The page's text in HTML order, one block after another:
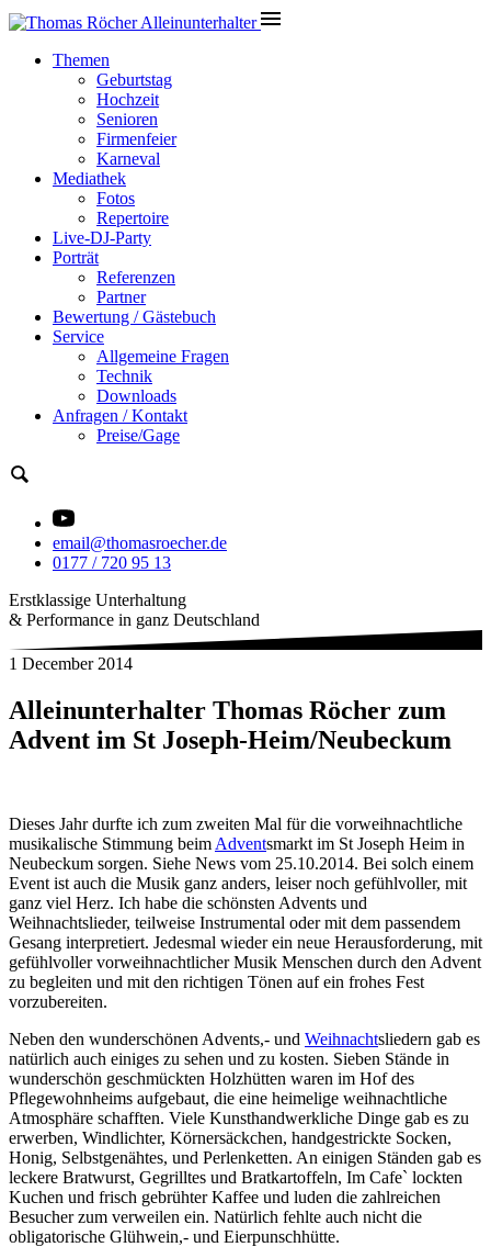
Themen
Geburtstag
Hochzeit
Senioren
Firmenfeier
Karneval
Mediathek
Fotos
Repertoire
Live-DJ-Party
Porträt
Referenzen
Partner
Bewertung / Gästebuch
Service
Allgemeine Fragen
Technik
Downloads
Anfragen / Kontakt
Preise/Gage
email@thomasroecher.de
0177 / 720 95 13
Erstklassige Unterhaltung
& Performance in ganz Deutschland
1 December 2014
Alleinunterhalter Thomas Röcher zum
Advent im St Joseph-Heim/Neubeckum
Dieses Jahr durfte ich zum zweiten Mal für die vorweihnachtliche
musikalische Stimmung beim Adventsmarkt im St Joseph Heim in
Neubeckum sorgen. Siehe News vom 25.10.2014. Bei solch einem
Event ist auch die Musik ganz anders, leiser noch gefühlvoller, mit
ganz viel Herz. Ich habe die schönsten Advents und
Weihnachtslieder, teilweise Instrumental oder mit dem passendem
Gesang interpretiert. Jedesmal wieder ein neue Herausforderung, mit
gefühlvoller vorweihnachtlicher Musik Menschen durch den Advent
zu begleiten und mit den richtigen Tönen auf ein frohes Fest
vorzubereiten.
Neben den wunderschönen Advents,- und Weihnachtsliedern gab es
natürlich auch einiges zu sehen und zu kosten. Sieben Stände in
wunderschön geschmückten Holzhütten waren im Hof des
Pflegewohnheims aufgebaut, die eine heimelige weihnachtliche
Atmosphäre schafften. Viele Kunsthandwerkliche Dinge gab es zu
erwerben, Windlichter, Körnersäckchen, handgestrickte Socken,
Honig, Selbstgenähtes, und Perlenketten. An einigen Ständen gab es
leckere Bratwurst, Gegrilltes und Bratkartoffeln, Im Cafe` lockten
Kuchen und frisch gebrühter Kaffee und luden die zahlreichen
Besucher zum verweilen ein. Natürlich fehlte auch nicht die
obligatorische Glühwein,- und Eierpunschhütte.